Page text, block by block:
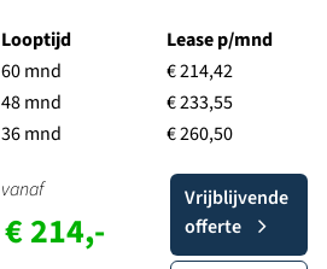
Looptijd
60 mnd
48 mnd
36 mnd
Lease p/mnd
€ 214,42
€ 233,55
€ 260,50
vanaf
€ 214,-
Vrijblijvende
offerte